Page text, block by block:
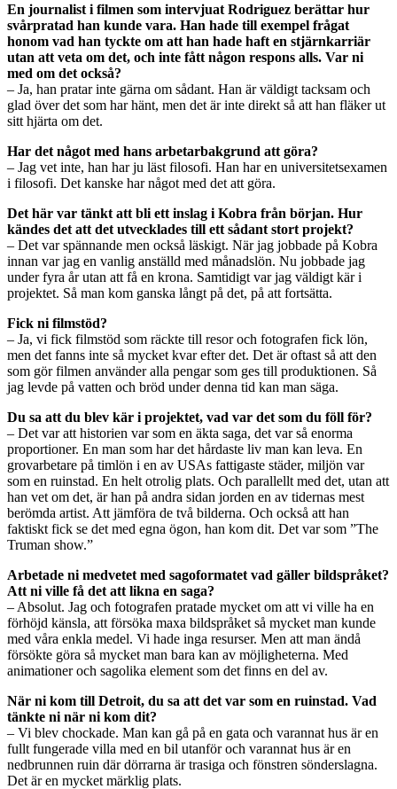
En journalist i filmen som intervjuat Rodriguez berättar hur
svårpratad han kunde vara. Han hade till exempel frågat
honom vad han tyckte om att han hade haft en stjärnkarriär
utan att veta om det, och inte fått någon respons alls. Var ni
med om det också?
– Ja, han pratar inte gärna om sådant. Han är väldigt tacksam och
glad över det som har hänt, men det är inte direkt så att han fläker ut
sitt hjärta om det.
Har det något med hans arbetarbakgrund att göra?
– Jag vet inte, han har ju läst filosofi. Han har en universitetsexamen
i filosofi. Det kanske har något med det att göra.
Det här var tänkt att bli ett inslag i Kobra från början. Hur
kändes det att det utvecklades till ett sådant stort projekt?
– Det var spännande men också läskigt. När jag jobbade på Kobra
innan var jag en vanlig anställd med månadslön. Nu jobbade jag
under fyra år utan att få en krona. Samtidigt var jag väldigt kär i
projektet. Så man kom ganska långt på det, på att fortsätta.
Fick ni filmstöd?
– Ja, vi fick filmstöd som räckte till resor och fotografen fick lön,
men det fanns inte så mycket kvar efter det. Det är oftast så att den
som gör filmen använder alla pengar som ges till produktionen. Så
jag levde på vatten och bröd under denna tid kan man säga.
Du sa att du blev kär i projektet, vad var det som du föll för?
– Det var att historien var som en äkta saga, det var så enorma
proportioner. En man som har det hårdaste liv man kan leva. En
grovarbetare på timlön i en av USAs fattigaste städer, miljön var
som en ruinstad. En helt otrolig plats. Och parallellt med det, utan att
han vet om det, är han på andra sidan jorden en av tidernas mest
berömda artist. Att jämföra de två bilderna. Och också att han
faktiskt fick se det med egna ögon, han kom dit. Det var som ”The
Truman show.”
Arbetade ni medvetet med sagoformatet vad gäller bildspråket?
Att ni ville få det att likna en saga?
– Absolut. Jag och fotografen pratade mycket om att vi ville ha en
förhöjd känsla, att försöka maxa bildspråket så mycket man kunde
med våra enkla medel. Vi hade inga resurser. Men att man ändå
försökte göra så mycket man bara kan av möjligheterna. Med
animationer och sagolika element som det finns en del av.
När ni kom till Detroit, du sa att det var som en ruinstad. Vad
tänkte ni när ni kom dit?
– Vi blev chockade. Man kan gå på en gata och varannat hus är en
fullt fungerade villa med en bil utanför och varannat hus är en
nedbrunnen ruin där dörrarna är trasiga och fönstren sönderslagna.
Det är en mycket märklig plats.